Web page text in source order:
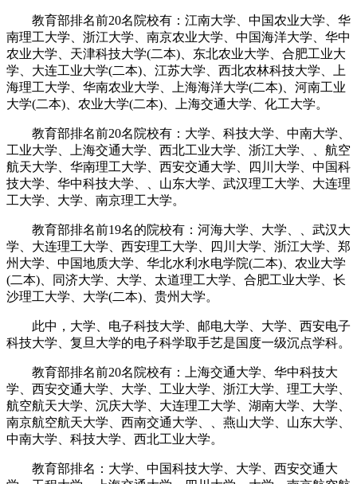
教育部排名前20名院校有：江南大学、中国农业大学、华
南理工大学、浙江大学、南京农业大学、中国海洋大学、华中
农业大学、天津科技大学(二本)、东北农业大学、合肥工业大
学、大连工业大学(二本)、江苏大学、西北农林科技大学、上
海理工大学、华南农业大学、上海海洋大学(二本)、河南工业
大学(二本)、农业大学(二本)、上海交通大学、化工大学。
教育部排名前20名院校有：大学、科技大学、中南大学、
工业大学、上海交通大学、西北工业大学、浙江大学、、航空
航天大学、华南理工大学、西安交通大学、四川大学、中国科
技大学、华中科技大学、、山东大学、武汉理工大学、大连理
工大学、大学、南京理工大学。
教育部排名前19名的院校有：河海大学、大学、、武汉大
学、大连理工大学、西安理工大学、四川大学、浙江大学、郑
州大学、中国地质大学、华北水利水电学院(二本)、农业大学
(二本)、同济大学、大学、太道理工大学、合肥工业大学、长
沙理工大学、大学(二本)、贵州大学。
此中，大学、电子科技大学、邮电大学、大学、西安电子
科技大学、复旦大学的电子科学取手艺是国度一级沉点学科。
教育部排名前20名院校有：上海交通大学、华中科技大
学、西安交通大学、大学、工业大学、浙江大学、理工大学、
航空航天大学、沉庆大学、大连理工大学、湖南大学、大学、
南京航空航天大学、西南交通大学、、燕山大学、山东大学、
中南大学、科技大学、西北工业大学。
教育部排名：大学、中国科技大学、大学、西安交通大